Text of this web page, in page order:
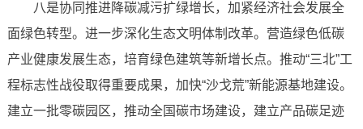
八是协同推进降碳减污扩绿增长，加紧经济社会发展全
面绿色转型。进一步深化生态文明体制改革。营造绿色低碳
产业健康发展生态，培育绿色建筑等新增长点。推动“三北”工
程标志性战役取得重要成果，加快“沙戈荒”新能源基地建设。
建立一批零碳园区，推动全国碳市场建设，建立产品碳足迹